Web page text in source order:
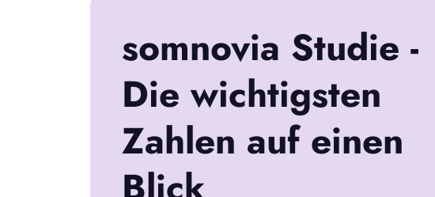
somnovia Studie -
Die wichtigsten
Zahlen auf einen